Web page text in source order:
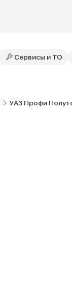
Сервисы и ТО
УАЗ Профи